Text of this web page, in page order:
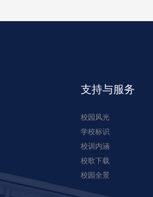
支持与服务
校园风光
学校标识
校训内涵
校歌下载
校园全景